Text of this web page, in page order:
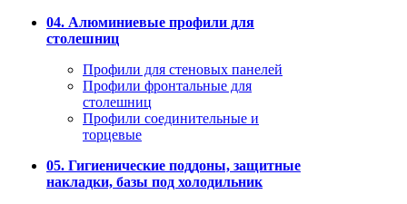
04. Алюминиевые профили для
столешниц
Профили для стеновых панелей
Профили фронтальные для
столешниц
Профили соединительные и
торцевые
05. Гигиенические поддоны, защитные
накладки, базы под холодильник